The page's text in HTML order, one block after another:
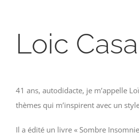
Loic
41 ans, autodidacte, je m’appelle
thèmes qui m’inspirent avec un
Il a édité un livre « Sombre